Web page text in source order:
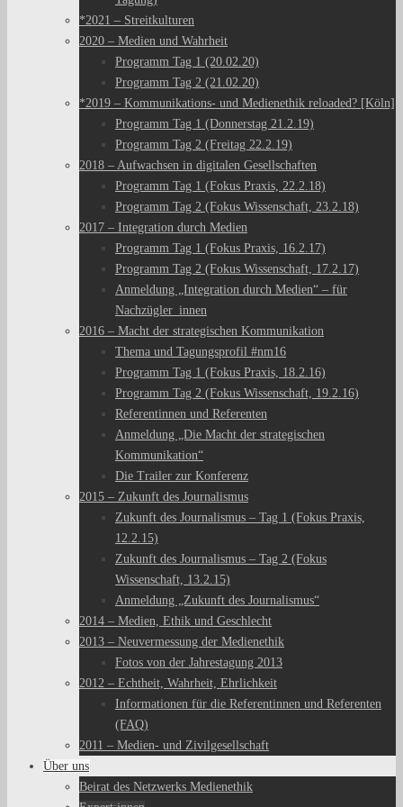
*2021 – Streitkulturen
2020 – Medien und Wahrheit
Programm Tag 1 (20.02.20)
Programm Tag 2 (21.02.20)
*2019 – Kommunikations- und Medienethik reloaded? [Köln]
Programm Tag 1 (Donnerstag 21.2.19)
Programm Tag 2 (Freitag 22.2.19)
2018 – Aufwachsen in digitalen Gesellschaften
Programm Tag 1 (Fokus Praxis, 22.2.18)
Programm Tag 2 (Fokus Wissenschaft, 23.2.18)
2017 – Integration durch Medien
Programm Tag 1 (Fokus Praxis, 16.2.17)
Programm Tag 2 (Fokus Wissenschaft, 17.2.17)
Anmeldung „Integration durch Medien“ – für
Nachzügler_innen
2016 – Macht der strategischen Kommunikation
Thema und Tagungsprofil #nm16
Programm Tag 1 (Fokus Praxis, 18.2.16)
Programm Tag 2 (Fokus Wissenschaft, 19.2.16)
Referentinnen und Referenten
Anmeldung „Die Macht der strategischen
Kommunikation“
Die Trailer zur Konferenz
2015 – Zukunft des Journalismus
Zukunft des Journalismus – Tag 1 (Fokus Praxis,
12.2.15)
Zukunft des Journalismus – Tag 2 (Fokus
Wissenschaft, 13.2.15)
Anmeldung „Zukunft des Journalismus“
2014 – Medien, Ethik und Geschlecht
2013 – Neuvermessung der Medienethik
Fotos von der Jahrestagung 2013
2012 – Echtheit, Wahrheit, Ehrlichkeit
Informationen für die Referentinnen und Referenten
(FAQ)
2011 – Medien- und Zivilgesellschaft
Über uns
Beirat des Netzwerks Medienethik